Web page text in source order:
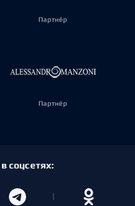
Партнёр
Партнёр
соцсетях: